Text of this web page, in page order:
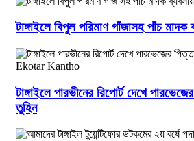
টাঙ্গাইলে বিপুল পরিমাণ গাঁজাসহ পাঁচ
টাঙ্গাইলে পারভীনের রিপোর্ট দেখে
তুহিন